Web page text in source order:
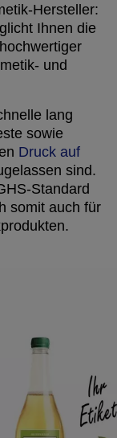
Hersteller:
Ihnen die
und
lang
sowie
Druck auf
sind.
Standard
somit auch für